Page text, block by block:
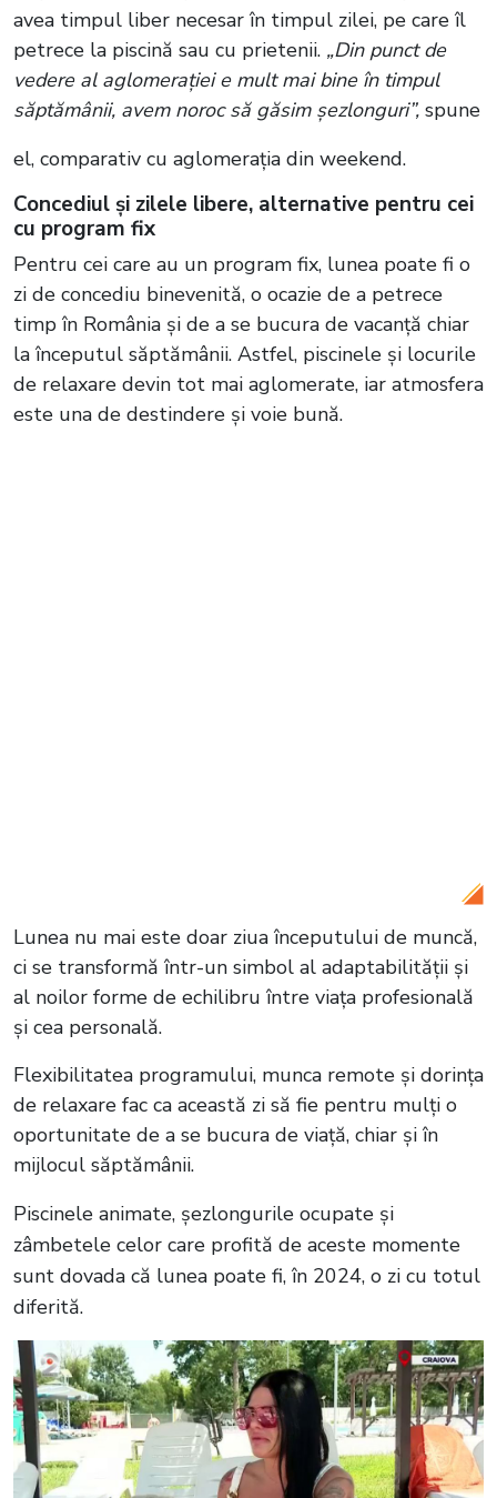
avea timpul liber necesar în timpul zilei, pe care îl
petrece la piscină sau cu prietenii. „Din punct de
vedere al aglomerației e mult mai bine în timpul
săptămânii, avem noroc să găsim șezlonguri”, spune
el, comparativ cu aglomerația din weekend.
Concediul și zilele libere, alternative pentru cei
cu program fix
Pentru cei care au un program fix, lunea poate fi o
zi de concediu binevenită, o ocazie de a petrece
timp în România și de a se bucura de vacanță chiar
la începutul săptămânii. Astfel, piscinele și locurile
de relaxare devin tot mai aglomerate, iar atmosfera
este una de destindere și voie bună.
Lunea nu mai este doar ziua începutului de muncă,
ci se transformă într-un simbol al adaptabilității și
al noilor forme de echilibru între viața profesională
și cea personală.
Flexibilitatea programului, munca remote și dorința
de relaxare fac ca această zi să fie pentru mulți o
oportunitate de a se bucura de viață, chiar și în
mijlocul săptămânii.
Piscinele animate, șezlongurile ocupate și
zâmbetele celor care profită de aceste momente
sunt dovada că lunea poate fi, în 2024, o zi cu totul
diferită.